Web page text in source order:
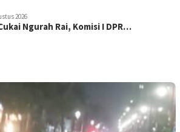
2026
Ngurah Rai, Komisi I DPR…